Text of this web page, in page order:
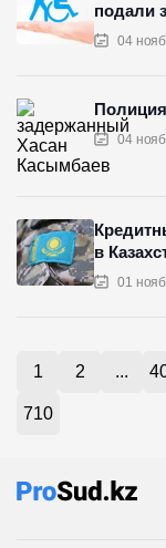
04
подали
04
01
в
1 2 ...
710